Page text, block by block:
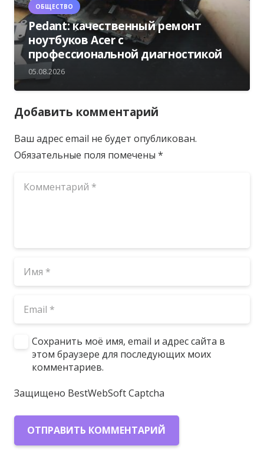
ОБЩЕСТВО
Pedant: качественный ремонт
ноутбуков Acer с
профессиональной диагностикой
05.08.2026
Добавить комментарий
Ваш адрес email не будет опубликован.
Обязательные поля помечены *
Сохранить моё имя, email и адрес сайта в
этом браузере для последующих моих
комментариев.
Защищено BestWebSoft Captcha
ОТПРАВИТЬ КОММЕНТАРИЙ